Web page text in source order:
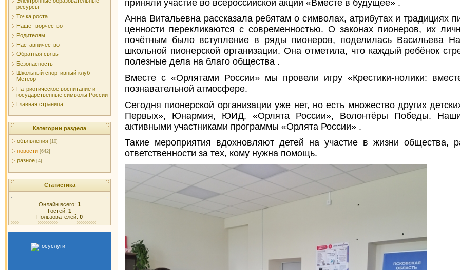
ресурсы
Точка роста
Наше творчество
Родителям
Наставничество
Обратная связь
Безопасность
Школьный спортивный клуб
Метеор
Патриотическое воспитание и
государственные символы России
Главная страница
Категории раздела
объявления [10]
новости [642]
разное [4]
Статистика
Онлайн всего: 1
Гостей: 1
Пользователей: 0
приняли участие во всероссийской акции «Вместе в будущее» .
Анна Витальевна рассказала ребятам о символах, атрибутах и традициях
ценности перекликаются с современностью. О законах пионеров, их
почётным было вступление в ряды пионеров, поделилась Васильева
школьной пионерской организации. Она отметила, что каждый ребёнок
полезные дела на благо общества .
Вместе с «Орлятами России» мы провели игру «Крестики-нолики:
познавательной атмосфере.
Сегодня пионерской организации уже нет, но есть множество других
Первых», Юнармия, ЮИД, «Орлята России», Волонтёры Победы.
активными участниками программы «Орлята России» .
Такие мероприятия вдохновляют детей на участие в жизни общества,
ответственности за тех, кому нужна помощь.